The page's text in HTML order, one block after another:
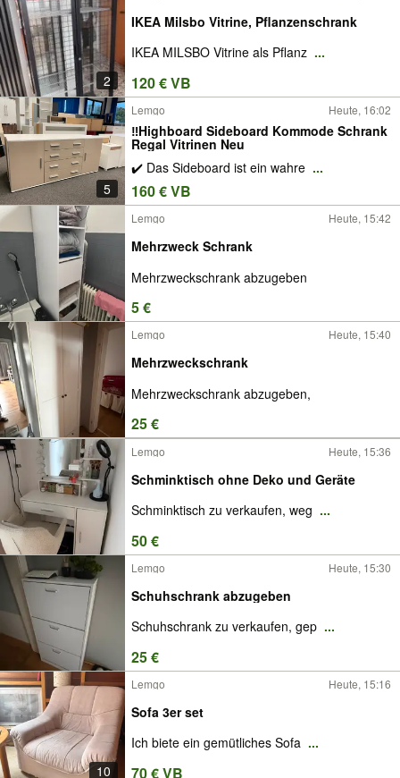
2
IKEA Milsbo Vitrine, Pflanzenschrank
IKEA MILSBO Vitrine als Pflanz ...
120 € VB
5
Lemgo Heute, 16:02
‼️Highboard Sideboard Kommode Schrank
Regal Vitrinen Neu
✔️ Das Sideboard ist ein wahre ...
160 € VB
Lemgo Heute, 15:42
Mehrzweck Schrank
Mehrzweckschrank abzugeben
5 €
Lemgo Heute, 15:40
Mehrzweckschrank
Mehrzweckschrank abzugeben,
25 €
Lemgo Heute, 15:36
Schminktisch ohne Deko und Geräte
Schminktisch zu verkaufen, weg ...
50 €
Lemgo Heute, 15:30
Schuhschrank abzugeben
Schuhschrank zu verkaufen, gep ...
25 €
10
Lemgo Heute, 15:16
Sofa 3er set
Ich biete ein gemütliches Sofa ...
70 € VB